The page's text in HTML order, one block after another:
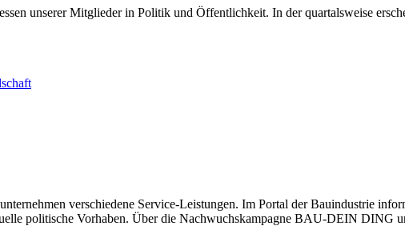
unserer Mitglieder in Politik und Öffentlichkeit. In der quartalsweise
verschiedene Service-Leistungen. Im Portal der Bauindustrie
politische Vorhaben. Über die Nachwuchskampagne BAU-DEIN DING